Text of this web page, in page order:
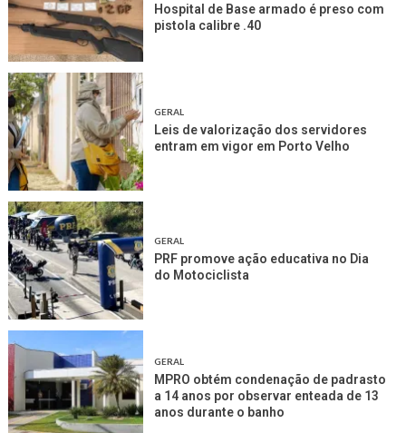
Hospital de Base armado é preso com
pistola calibre .40
GERAL
Leis de valorização dos servidores
entram em vigor em Porto Velho
GERAL
PRF promove ação educativa no Dia
do Motociclista
GERAL
MPRO obtém condenação de padrasto
a 14 anos por observar enteada de 13
anos durante o banho